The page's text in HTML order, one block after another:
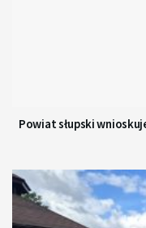
Powiat słupski